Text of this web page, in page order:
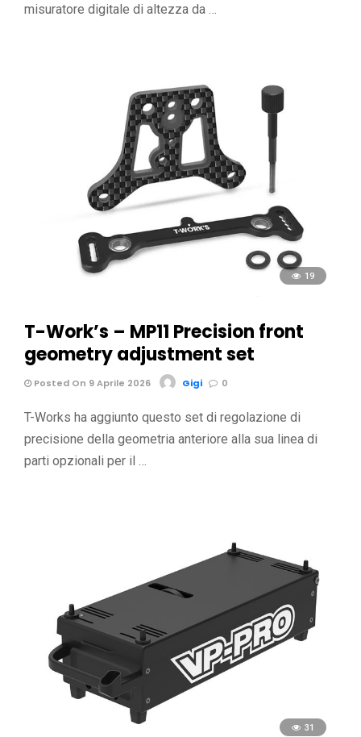
misuratore digitale di altezza da …
19
T-Work’s – MP11 Precision front
geometry adjustment set
Posted On 9 Aprile 2026 Gigi 0
T-Works ha aggiunto questo set di regolazione di
precisione della geometria anteriore alla sua linea di
parti opzionali per il …
31